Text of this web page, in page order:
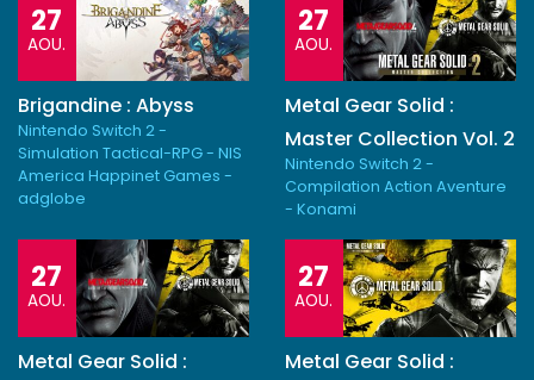
27
AOU.
Brigandine : Abyss
Nintendo Switch 2 -
Simulation Tactical-RPG - NIS
America Happinet Games -
adglobe
27
AOU.
Metal Gear Solid :
Master Collection Vol. 2
Nintendo Switch 2 -
Compilation Action Aventure
- Konami
27
AOU.
Metal Gear Solid :
27
AOU.
Metal Gear Solid :